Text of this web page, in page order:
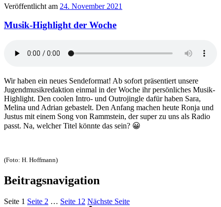
Veröffentlicht am 24. November 2021
Musik-Highlight der Woche
Wir haben ein neues Sendeformat! Ab sofort präsentiert unsere
Jugendmusikredaktion einmal in der Woche ihr persönliches Musik-
Highlight. Den coolen Intro- und Outrojingle dafür haben Sara,
Melina und Adrian gebastelt. Den Anfang machen heute Ronja und
Justus mit einem Song von Rammstein, der super zu uns als Radio
passt. Na, welcher Titel könnte das sein? 😀
(Foto: H. Hoffmann)
Beitragsnavigation
Seite 1 Seite 2 … Seite 12 Nächste Seite